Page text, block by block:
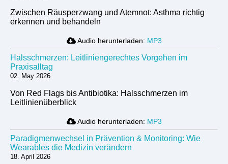
Zwischen Räusperzwang und Atemnot: Asthma richtig
erkennen und behandeln
Audio herunterladen: MP3
Halsschmerzen: Leitliniengerechtes Vorgehen im
Praxisalltag
02. May 2026
Von Red Flags bis Antibiotika: Halsschmerzen im
Leitlinienüberblick
Audio herunterladen: MP3
Paradigmenwechsel in Prävention & Monitoring: Wie
Wearables die Medizin verändern
18. April 2026